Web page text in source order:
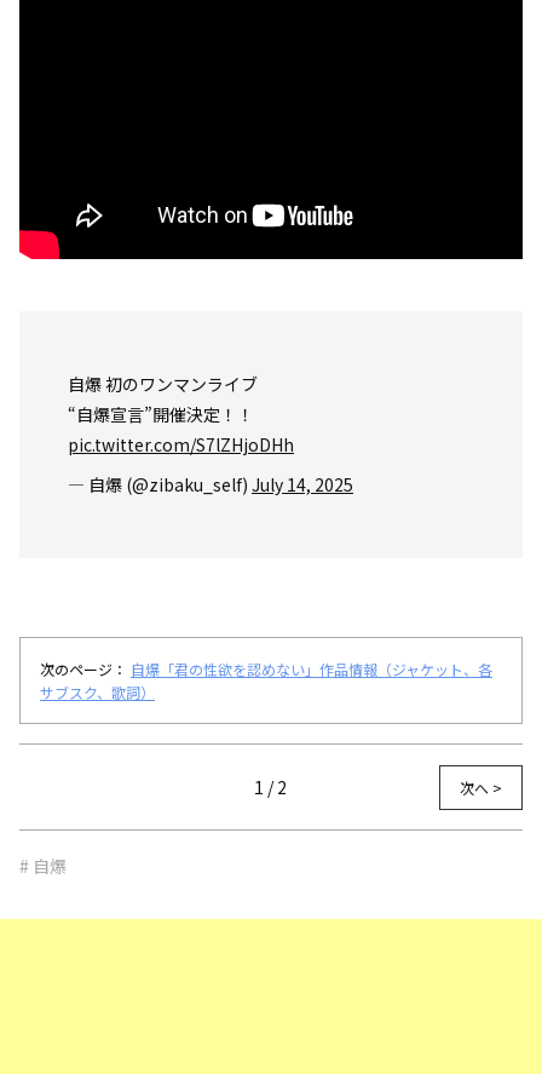
自爆 初のワンマンライブ
“自爆宣言”開催決定！！
pic.twitter.com/S7lZHjoDHh
— 自爆 (@zibaku_self) July 14, 2025
次のページ： 自爆「君の性欲を認めない」作品情報（ジャケット、各
サブスク、歌詞）
1 / 2 次へ >
# 自爆